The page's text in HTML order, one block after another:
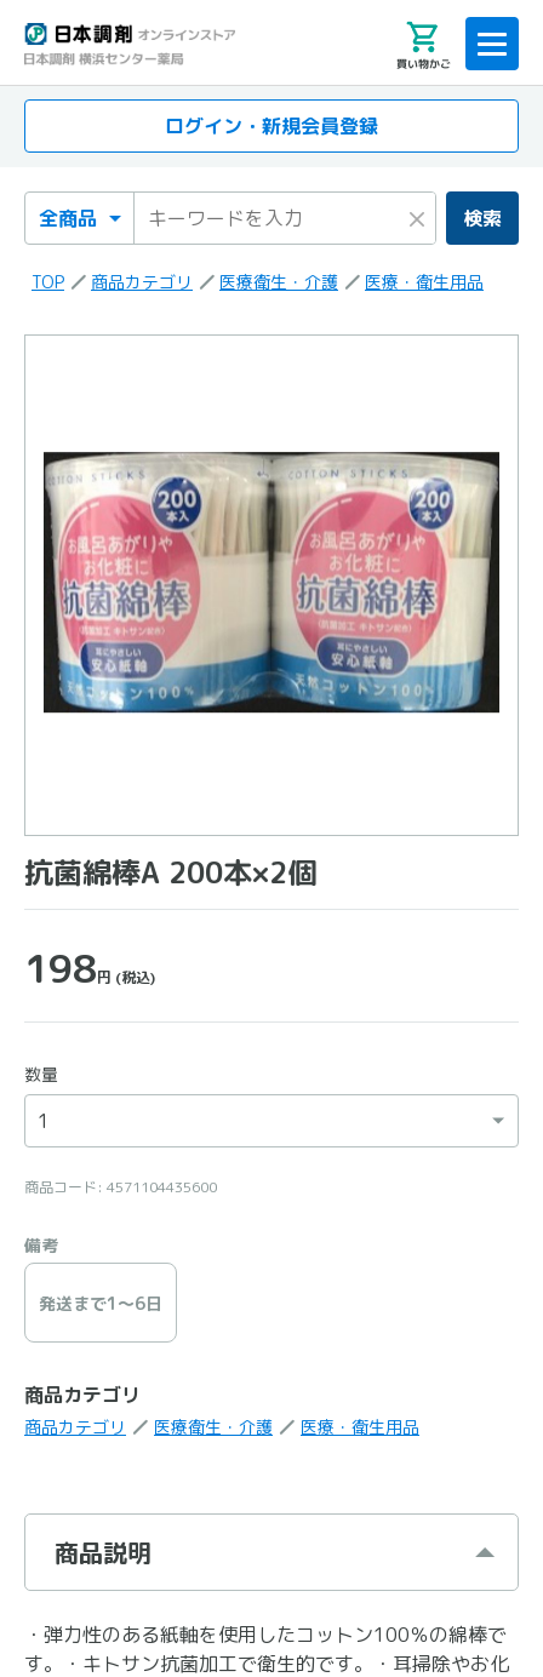
買い物かご
ログイン・新規会員登録
検索カテゴリ
検索キーワード × 検索
TOP 商品カテゴリ 医療衛生・介護 医療・衛生用品
抗菌綿棒A 200本×2個
198円 (税込)
数量
商品コード: 4571104435600
備考
発送まで1〜6日
商品カテゴリ
商品カテゴリ 医療衛生・介護 医療・衛生用品
商品説明
・弾力性のある紙軸を使用したコットン100％の綿棒で
す。・キトサン抗菌加工で衛生的です。・耳掃除やお化